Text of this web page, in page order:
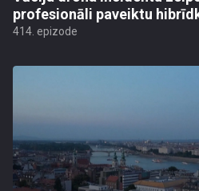
profesionāli paveiktu
414. epizode